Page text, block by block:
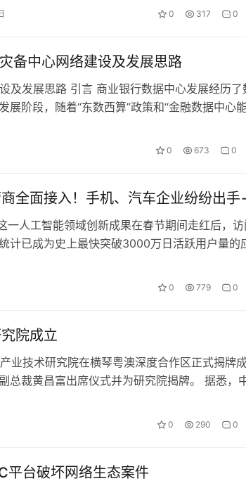
0 317 0
备中心网络建设及发展思路
及发展思路 引言 商业银行数据中心发展经历了
展阶段，随着“东数西算”政策和“金融数据中心
0 673 0
全面接入！手机、汽车企业纷纷出
一人工智能领域创新成果在春节期间走红后，访
计已成为史上最快突破3000万日活跃用户量的
0 779 0
院成立
业技术研究院在横琴粤澳深度合作区正式揭牌
总裁黄昌富出席仪式并为研究院揭牌。 据悉，
0 290 0
平台破坏网络生态案件